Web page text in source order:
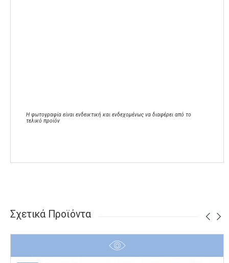
Η φωτογραφία είναι ενδεικτική και ενδεχομένως να διαφέρει από το
τελικό προϊόν
Σχετικά Προϊόντα